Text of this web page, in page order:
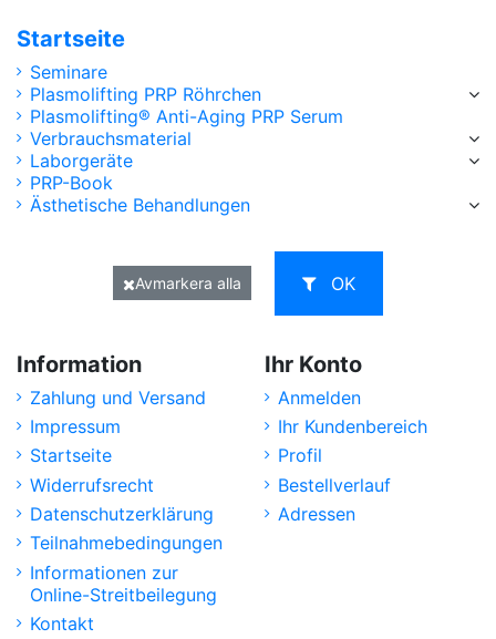
Startseite
Seminare
Plasmolifting PRP Röhrchen
Plasmolifting® Anti-Aging PRP Serum
Verbrauchsmaterial
Laborgeräte
PRP-Book
Ästhetische Behandlungen
Avmarkera alla OK
Information
Zahlung und Versand
Impressum
Startseite
Widerrufsrecht
Datenschutzerklärung
Teilnahmebedingungen
Informationen zur
Online-Streitbeilegung
Kontakt
Ihr Konto
Anmelden
Ihr Kundenbereich
Profil
Bestellverlauf
Adressen